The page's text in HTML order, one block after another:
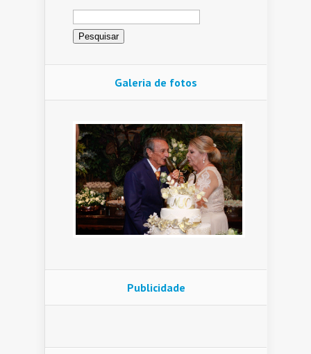
Pesquisar
por:
Galeria de fotos
Publicidade